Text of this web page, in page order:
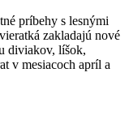
príbehy s lesnými
zakladajú nové
diviakov, líšok,
v mesiacoch apríl a